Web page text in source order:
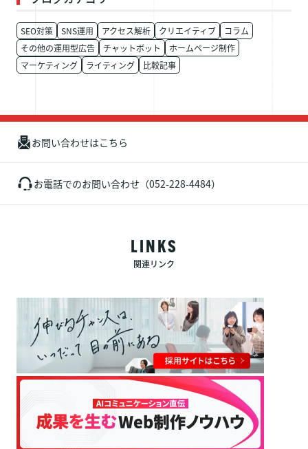
SEO対策 SNS運用 アクセス解析 クリエイティブ
コラム
その他の運用型広告
チャットボット
ホームページ制作
マーケティング
ライティング 比較記事
お問い合わせはこちら
お電話でのお問い合わせ（052-228-4484）
LINKS
関連リンク